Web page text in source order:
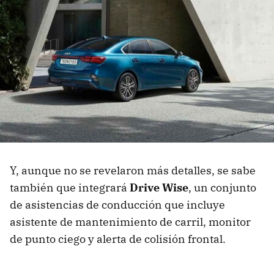
Y, aunque no se revelaron más detalles, se sabe
también que integrará Drive Wise, un conjunto
de asistencias de conducción que incluye
asistente de mantenimiento de carril, monitor
de punto ciego y alerta de colisión frontal.